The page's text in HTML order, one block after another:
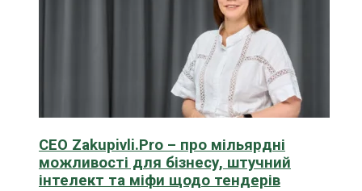
CEO Zakupivli.Pro – про мільярдні
можливості для бізнесу, штучний
інтелект та міфи щодо тендерів